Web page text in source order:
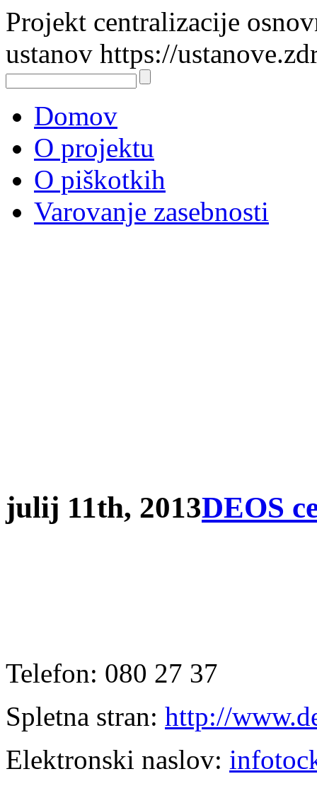
Projekt centralizacije
ustanov https://
Domov
O projektu
O piškotkih
Varovanje zasebnosti
julij 11th, 2013DEOS
Telefon: 080 27 37
Spletna stran: http://
Elektronski naslov: